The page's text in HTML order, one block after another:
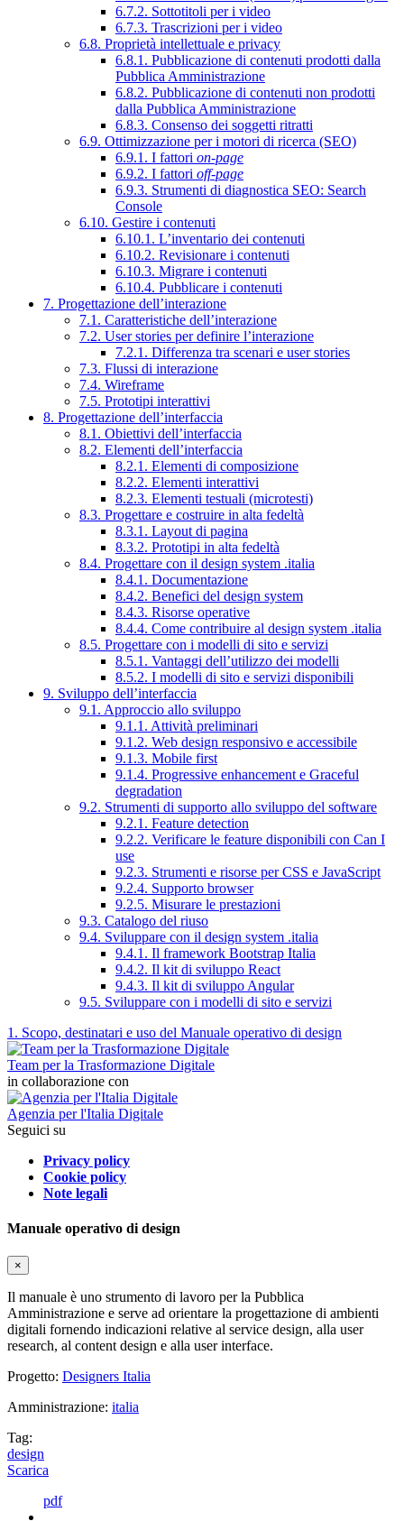
6.7.2. Sottotitoli per i video
6.7.3. Trascrizioni per i video
6.8. Proprietà intellettuale e privacy
6.8.1. Pubblicazione di contenuti prodotti dalla
Pubblica Amministrazione
6.8.2. Pubblicazione di contenuti non prodotti
dalla Pubblica Amministrazione
6.8.3. Consenso dei soggetti ritratti
6.9. Ottimizzazione per i motori di ricerca (SEO)
6.9.1. I fattori on-page
6.9.2. I fattori off-page
6.9.3. Strumenti di diagnostica SEO: Search
Console
6.10. Gestire i contenuti
6.10.1. L’inventario dei contenuti
6.10.2. Revisionare i contenuti
6.10.3. Migrare i contenuti
6.10.4. Pubblicare i contenuti
7. Progettazione dell’interazione
7.1. Caratteristiche dell’interazione
7.2. User stories per definire l’interazione
7.2.1. Differenza tra scenari e user stories
7.3. Flussi di interazione
7.4. Wireframe
7.5. Prototipi interattivi
8. Progettazione dell’interfaccia
8.1. Obiettivi dell’interfaccia
8.2. Elementi dell’interfaccia
8.2.1. Elementi di composizione
8.2.2. Elementi interattivi
8.2.3. Elementi testuali (microtesti)
8.3. Progettare e costruire in alta fedeltà
8.3.1. Layout di pagina
8.3.2. Prototipi in alta fedeltà
8.4. Progettare con il design system .italia
8.4.1. Documentazione
8.4.2. Benefici del design system
8.4.3. Risorse operative
8.4.4. Come contribuire al design system .italia
8.5. Progettare con i modelli di sito e servizi
8.5.1. Vantaggi dell’utilizzo dei modelli
8.5.2. I modelli di sito e servizi disponibili
9. Sviluppo dell’interfaccia
9.1. Approccio allo sviluppo
9.1.1. Attività preliminari
9.1.2. Web design responsivo e accessibile
9.1.3. Mobile first
9.1.4. Progressive enhancement e Graceful
degradation
9.2. Strumenti di supporto allo sviluppo del software
9.2.1. Feature detection
9.2.2. Verificare le feature disponibili con Can I
use
9.2.3. Strumenti e risorse per CSS e JavaScript
9.2.4. Supporto browser
9.2.5. Misurare le prestazioni
9.3. Catalogo del riuso
9.4. Sviluppare con il design system .italia
9.4.1. Il framework Bootstrap Italia
9.4.2. Il kit di sviluppo React
9.4.3. Il kit di sviluppo Angular
9.5. Sviluppare con i modelli di sito e servizi
1. Scopo, destinatari e uso del Manuale operativo di design
Team per la Trasformazione Digitale
in collaborazione con
Agenzia per l'Italia Digitale
Seguici su
Privacy policy
Cookie policy
Note legali
Manuale operativo di design
×
Il manuale è uno strumento di lavoro per la Pubblica
Amministrazione e serve ad orientare la progettazione di ambienti
digitali fornendo indicazioni relative al service design, alla user
research, al content design e alla user interface.
Progetto: Designers Italia
Amministrazione: italia
Tag:
design
Scarica
pdf